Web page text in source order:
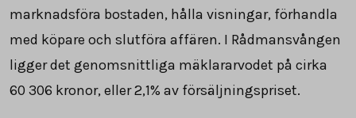
marknadsföra bostaden, hålla visningar, förhandla
med köpare och slutföra affären. I Rådmansvången
ligger det genomsnittliga mäklararvodet på cirka
60 306 kronor, eller2,1% av försäljningspriset.